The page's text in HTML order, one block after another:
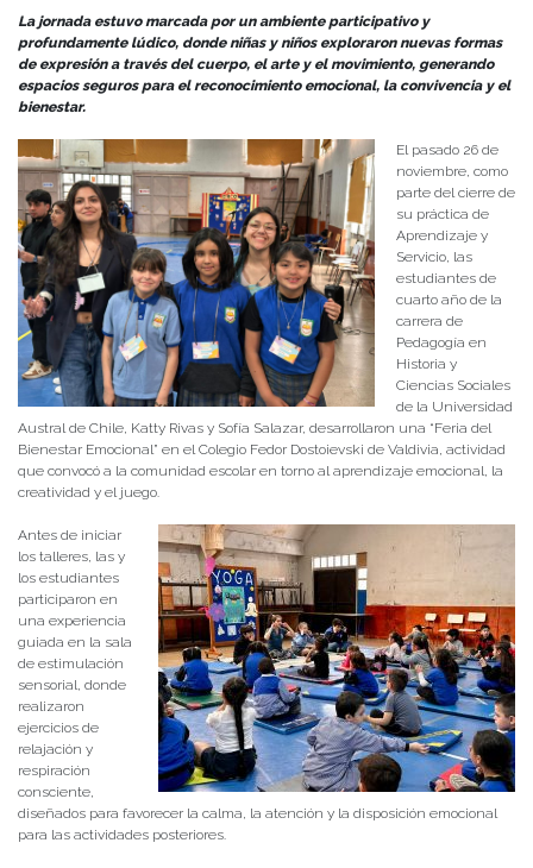
La jornada estuvo marcada por un ambiente participativo y
profundamente lúdico, donde niñas y niños exploraron nuevas formas
de expresión a través del cuerpo, el arte y el movimiento, generando
espacios seguros para el reconocimiento emocional, la convivencia y el
bienestar.
El pasado 26 de
noviembre, como
parte del cierre de
su práctica de
Aprendizaje y
Servicio, las
estudiantes de
cuarto año de la
carrera de
Pedagogía en
Historia y
Ciencias Sociales
de la Universidad
Austral de Chile, Katty Rivas y Sofía Salazar, desarrollaron una “Feria del
Bienestar Emocional” en el Colegio Fedor Dostoievski de Valdivia, actividad
que convocó a la comunidad escolar en torno al aprendizaje emocional, la
creatividad y el juego.
Antes de iniciar
los talleres, las y
los estudiantes
participaron en
una experiencia
guiada en la sala
de estimulación
sensorial, donde
realizaron
ejercicios de
relajación y
respiración
consciente,
diseñados para favorecer la calma, la atención y la disposición emocional
para las actividades posteriores.